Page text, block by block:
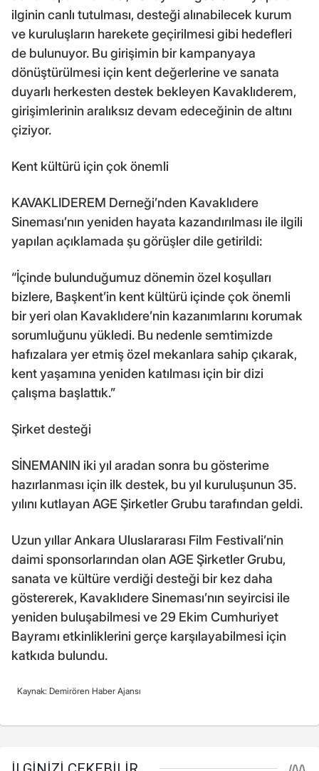
ilginin canlı tutulması, desteği alınabilecek kurum
ve kuruluşların harekete geçirilmesi gibi hedefleri
de bulunuyor. Bu girişimin bir kampanyaya
dönüştürülmesi için kent değerlerine ve sanata
duyarlı herkesten destek bekleyen Kavaklıderem,
girişimlerinin aralıksız devam edeceğinin de altını
çiziyor.
Kent kültürü için çok önemli
KAVAKLIDEREM Derneği’nden Kavaklıdere
Sineması’nın yeniden hayata kazandırılması ile ilgili
yapılan açıklamada şu görüşler dile getirildi:
“İçinde bulunduğumuz dönemin özel koşulları
bizlere, Başkent’in kent kültürü içinde çok önemli
bir yeri olan Kavaklıdere’nin kazanımlarını korumak
sorumluğunu yükledi. Bu nedenle semtimizde
hafızalara yer etmiş özel mekanlara sahip çıkarak,
kent yaşamına yeniden katılması için bir dizi
çalışma başlattık.”
Şirket desteği
SİNEMANIN iki yıl aradan sonra bu gösterime
hazırlanması için ilk destek, bu yıl kuruluşunun 35.
yılını kutlayan AGE Şirketler Grubu tarafından geldi.
Uzun yıllar Ankara Uluslararası Film Festivali’nin
daimi sponsorlarından olan AGE Şirketler Grubu,
sanata ve kültüre verdiği desteği bir kez daha
göstererek, Kavaklıdere Sineması’nın seyircisi ile
yeniden buluşabilmesi ve 29 Ekim Cumhuriyet
Bayramı etkinliklerini gerçe karşılayabilmesi için
katkıda bulundu.
Kaynak: Demirören Haber Ajansı